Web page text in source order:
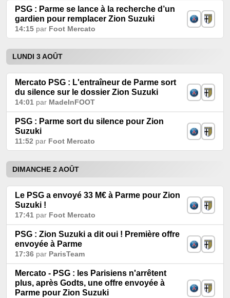
PSG : Parme se lance à la recherche d’un
gardien pour remplacer Zion Suzuki
14:15 par Foot Mercato
LUNDI 3 AOÛT
Mercato PSG : L'entraîneur de Parme sort
du silence sur le dossier Zion Suzuki
14:01 par MadeInFOOT
PSG : Parme sort du silence pour Zion
Suzuki
11:52 par Foot Mercato
DIMANCHE 2 AOÛT
Le PSG a envoyé 33 M€ à Parme pour Zion
Suzuki !
17:41 par Foot Mercato
PSG : Zion Suzuki a dit oui ! Première offre
envoyée à Parme
17:36 par ParisTeam
Mercato - PSG : les Parisiens n'arrêtent
plus, après Godts, une offre envoyée à
Parme pour Zion Suzuki